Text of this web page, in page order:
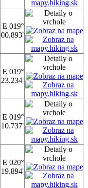
E 019°
00.893'
E 019°
23.234'
E 019°
10.737'
E 020°
19.894'